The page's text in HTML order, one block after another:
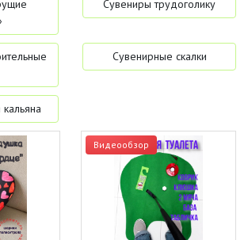
Сувениры трудоголику
Сувенирные скалки
Видеообзор